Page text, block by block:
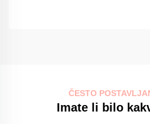
ČESTO
Imate li bilo